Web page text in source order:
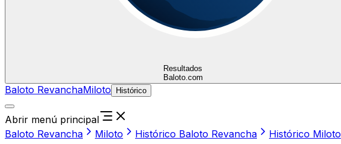
Resultados
Baloto.com
Baloto RevanchaMiloto Histórico
Abrir menú principal
Baloto Revancha
Miloto Histórico Baloto Revancha Histórico Miloto